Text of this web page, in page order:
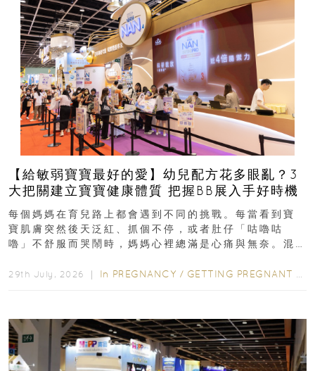
【給敏弱寶寶最好的愛】幼兒配方花多眼亂？3
大把關建立寶寶健康體質 把握BB展入手好時機
每個媽媽在育兒路上都會遇到不同的挑戰。每當看到寶
寶肌膚突然後天泛紅、抓個不停，或者肚仔「咕嚕咕
嚕」不舒服而哭鬧時，媽媽心裡總滿是心痛與無奈。混
29th July, 2026 ｜ In PREGNANCY / GETTING PREGNANT